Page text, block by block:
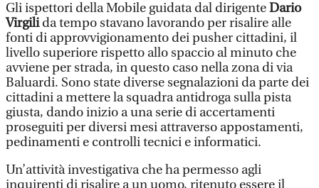
Gli ispettori della Mobile guidata dal dirigenteDario
Virgilida tempo stavano lavorando per risalire alle
fonti di approvvigionamento dei pusher cittadini, il
livello superiore rispetto allo spaccio al minuto che
avviene per strada, in questo caso nella zona di via
Baluardi. Sono state diverse segnalazioni da parte dei
cittadini a mettere la squadra antidroga sulla pista
giusta, dando inizio a una serie di accertamenti
proseguiti per diversi mesi attraverso appostamenti,
pedinamenti e controlli tecnici e informatici.
Un’attività investigativa che ha permesso agli
inquirenti di risalire a un uomo, ritenuto essere il